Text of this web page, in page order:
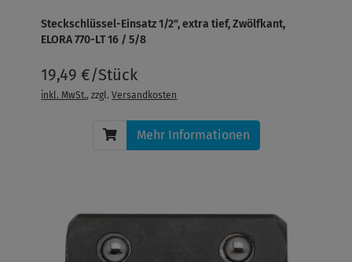
Steckschlüssel-Einsatz 1/2", extra tief, Zwölfkant,
ELORA 770-LT 16 / 5/8
19,49 €/Stück
inkl. MwSt., zzgl.Versandkosten
Mehr Informationen